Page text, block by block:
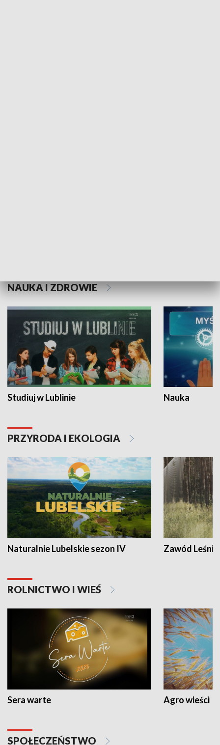
NAUKA I ZDROWIE
Studiuj w Lublinie Nauka
PRZYRODA I EKOLOGIA
Naturalnie Lubelskie sezon IV Zawód Leśnik
ROLNICTWO I WIEŚ
Sera warte Agro wieści
SPOŁECZEŃSTWO